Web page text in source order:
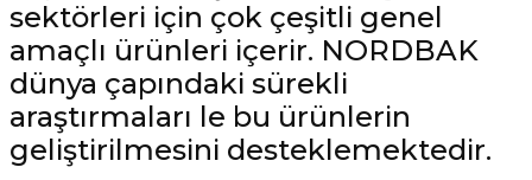
Aletleri
sektörleri için çok çeşitli genel
amaçlı ürünleri içerir. NORDBAK
dünya çapındaki sürekli
araştırmaları le bu ürünlerin
geliştirilmesini desteklemektedir.